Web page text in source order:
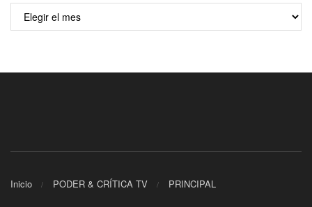
Archivos
Inicio PODER & CRÍTICA TV PRINCIPAL